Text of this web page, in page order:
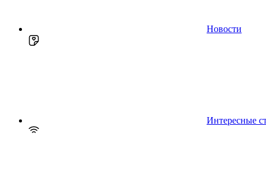
Новости
Интересные